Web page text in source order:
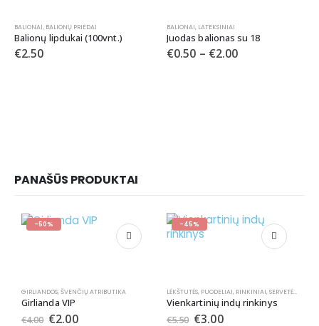
BALIONAI, BALIONŲ PRIEDAI
Balionų lipdukai (100vnt.)
€2.50
BALIONAI, LATEKSINIAI
Juodas balionas su 18
€0.50 – €2.00
PANAŠŪS PRODUKTAI
-50%
GIRLIANDOS, ŠVENČIŲ ATRIBUTIKA
Girlianda VIP
€4.00 €2.00
-45%
LĖKŠTUTĖS, PUODELIAI, RINKINIAI, SERVETĖLĖS
Vienkartinių indų rinkinys
€5.50 €3.00